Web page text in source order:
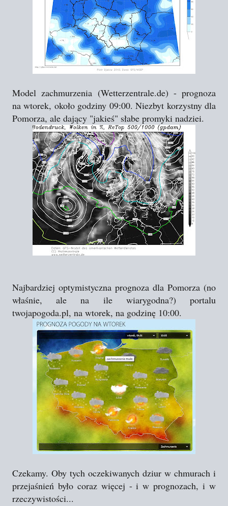
Model zachmurzenia (Wetterzentrale.de) - prognoza
na wtorek, około godziny 09:00. Niezbyt korzystny dla
Pomorza, ale dający "jakieś" słabe promyki nadziei.
Najbardziej optymistyczna prognoza dla Pomorza (no
właśnie, ale na ile wiarygodna?) portalu
twojapogoda.pl, na wtorek, na godzinę 10:00.
Czekamy. Oby tych oczekiwanych dziur w chmurach i
przejaśnień było coraz więcej - i w prognozach, i w
rzeczywistości...